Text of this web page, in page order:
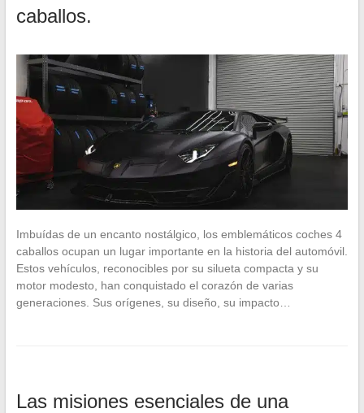
caballos.
Imbuídas de un encanto nostálgico, los emblemáticos coches 4
caballos ocupan un lugar importante en la historia del automóvil.
Estos vehículos, reconocibles por su silueta compacta y su
motor modesto, han conquistado el corazón de varias
generaciones. Sus orígenes, su diseño, su impacto…
Las misiones esenciales de una